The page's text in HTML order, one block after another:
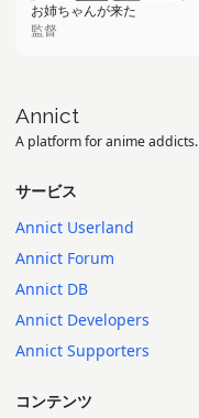
お姉ちゃんが来た
監督
Annict
A platform for anime addicts.
サービス
Annict Userland
Annict Forum
Annict DB
Annict Developers
Annict Supporters
コンテンツ